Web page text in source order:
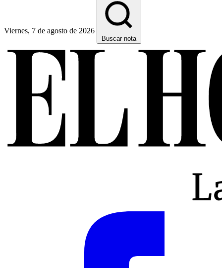
Viernes, 7 de agosto de 2026
Buscar nota